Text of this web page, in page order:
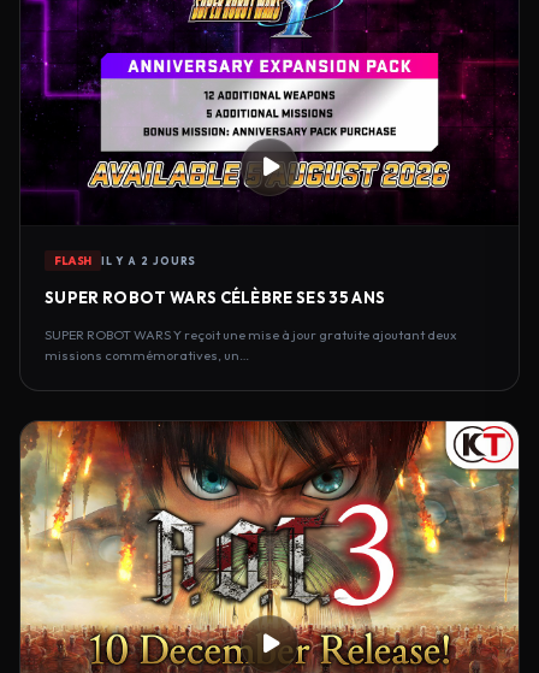
FLASH IL Y A 2 JOURS
SUPER ROBOT WARS CÉLÈBRE SES 35 ANS
SUPER ROBOT WARS Y reçoit une mise à jour gratuite ajoutant deux
missions commémoratives, un…